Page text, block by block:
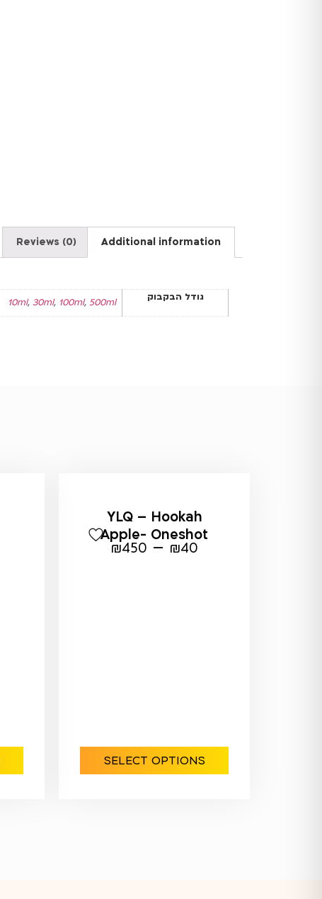
Additional information
Reviews (0)
גודל הבקבוק 10ml, 30ml, 100ml, 500ml
YLQ – Hookah
Apple- Oneshot
₪40
–
₪450
SELECT OPTIONS